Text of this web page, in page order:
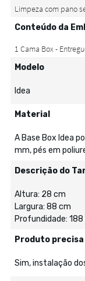
Conteúdo da
Modelo
Idea
Material
A Base Box Idea
mm, pés em
Descrição do
Altura: 28 cm
Largura: 88 cm
Profundidade:
Produto
Sim, instalação